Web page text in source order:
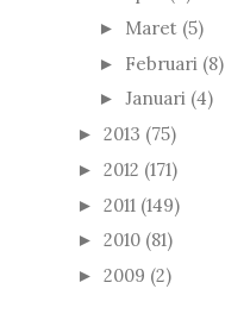
► Maret (5)
► Februari (8)
► Januari (4)
► 2013 (75)
► 2012 (171)
► 2011 (149)
► 2010 (81)
► 2009 (2)